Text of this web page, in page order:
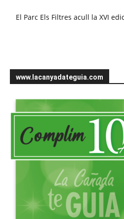
El Parc Els Filtres acull la XVI
www.lacanyadateguia.com